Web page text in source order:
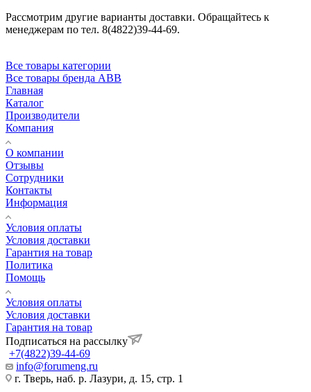
Рассмотрим другие варианты доставки. Обращайтесь к
менеджерам по тел. 8(4822)39-44-69.
Все товары категории
Все товары бренда ABB
Главная
Каталог
Производители
Компания
О компании
Отзывы
Сотрудники
Контакты
Информация
Условия оплаты
Условия доставки
Гарантия на товар
Политика
Помощь
Условия оплаты
Условия доставки
Гарантия на товар
Подписаться на рассылку
+7(4822)39-44-69
info@forumeng.ru
г. Тверь, наб. р. Лазури, д. 15, стр. 1